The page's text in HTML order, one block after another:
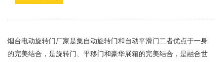
烟台电动旋转门厂家是集自动旋转门和自动平滑门二者优点于一身
的完美结合，是旋转门、平移门和豪华展箱的完美结合，是融合世